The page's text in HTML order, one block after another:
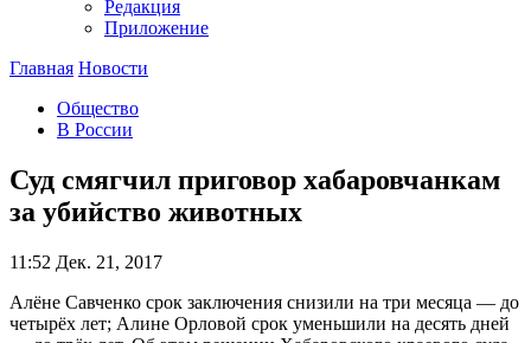
Редакция
Приложение
Главная Новости
Общество
В России
Суд смягчил приговор хабаровчанкам
за убийство животных
11:52 Дек. 21, 2017
Алёне Савченко срок заключения снизили на три месяца — до
четырёх лет; Алине Орловой срок уменьшили на десять дней